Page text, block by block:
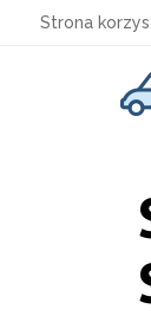
Strona